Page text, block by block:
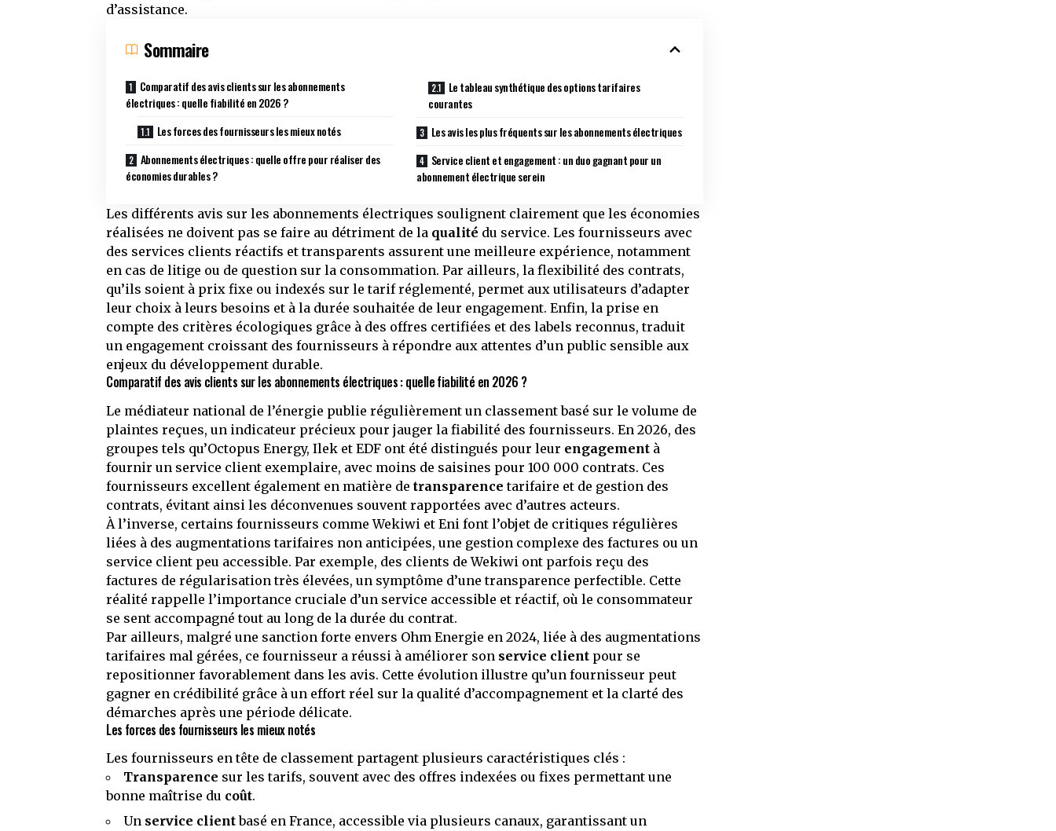
d’assistance.
Sommaire
Comparatif des avis clients sur les abonnements
électriques : quelle fiabilité en 2026 ?
Les forces des fournisseurs les mieux notés
Abonnements électriques : quelle offre pour réaliser des
économies durables ?
Le tableau synthétique des options tarifaires
courantes
Les avis les plus fréquents sur les abonnements électriques
Service client et engagement : un duo gagnant pour un
abonnement électrique serein
Les différents avis sur les abonnements électriques soulignent clairement que les économies
réalisées ne doivent pas se faire au détriment de la qualité du service. Les fournisseurs avec
des services clients réactifs et transparents assurent une meilleure expérience, notamment
en cas de litige ou de question sur la consommation. Par ailleurs, la flexibilité des contrats,
qu’ils soient à prix fixe ou indexés sur le tarif réglementé, permet aux utilisateurs d’adapter
leur choix à leurs besoins et à la durée souhaitée de leur engagement. Enfin, la prise en
compte des critères écologiques grâce à des offres certifiées et des labels reconnus, traduit
un engagement croissant des fournisseurs à répondre aux attentes d’un public sensible aux
enjeux du développement durable.
Comparatif des avis clients sur les abonnements électriques : quelle fiabilité en 2026 ?
Le médiateur national de l’énergie publie régulièrement un classement basé sur le volume de
plaintes reçues, un indicateur précieux pour jauger la fiabilité des fournisseurs. En 2026, des
groupes tels qu’Octopus Energy, Ilek et EDF ont été distingués pour leur engagement à
fournir un service client exemplaire, avec moins de saisines pour 100 000 contrats. Ces
fournisseurs excellent également en matière detransparence tarifaire et de gestion des
contrats, évitant ainsi les déconvenues souvent rapportées avec d’autres acteurs.
À l’inverse, certains fournisseurs comme Wekiwi et Eni font l’objet de critiques régulières
liées à des augmentations tarifaires non anticipées, une gestion complexe des factures ou un
service client peu accessible. Par exemple, des clients de Wekiwi ont parfois reçu des
factures de régularisation très élevées, un symptôme d’une transparence perfectible. Cette
réalité rappelle l’importance cruciale d’un service accessible et réactif, où le consommateur
se sent accompagné tout au long de la durée du contrat.
Par ailleurs, malgré une sanction forte envers Ohm Energie en 2024, liée à des augmentations
tarifaires mal gérées, ce fournisseur a réussi à améliorer son service client pour se
repositionner favorablement dans les avis. Cette évolution illustre qu’un fournisseur peut
gagner en crédibilité grâce à un effort réel sur la qualité d’accompagnement et la clarté des
démarches après une période délicate.
Les forces des fournisseurs les mieux notés
Les fournisseurs en tête de classement partagent plusieurs caractéristiques clés :
Transparence sur les tarifs, souvent avec des offres indexées ou fixes permettant une
bonne maîtrise du coût.
Un service clientbasé en France, accessible via plusieurs canaux, garantissant un